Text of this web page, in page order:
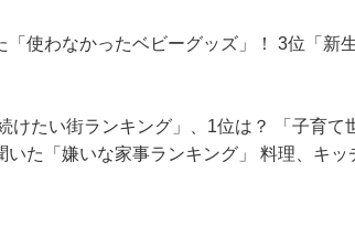
「使わなかったベビーグッズ」！ 3位「新
けたい街ランキング」、1位は？ 「子育て
いた「嫌いな家事ランキング」 料理、キッ